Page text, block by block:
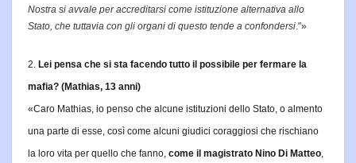
Nostra si avvale per accreditarsi come istituzione alternativa allo
Stato, che tuttavia con gli organi di questo tende a confondersi."»
2. Lei pensa che si sta facendo tutto il possibile per fermare la
mafia? (Mathias, 13 anni)
«Caro Mathias, io penso che alcune istituzioni dello Stato, o almento
una parte di esse, così come alcuni giudici coraggiosi che rischiano
la loro vita per quello che fanno, come il magistrato Nino Di Matteo,